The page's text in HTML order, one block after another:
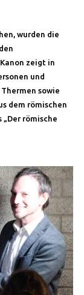
wurden die
zeigt in
und
sowie
dem römischen
römische